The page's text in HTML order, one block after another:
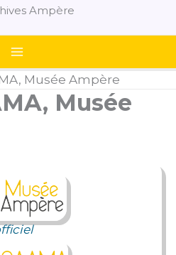
Ampère
Musée Ampère
Musée